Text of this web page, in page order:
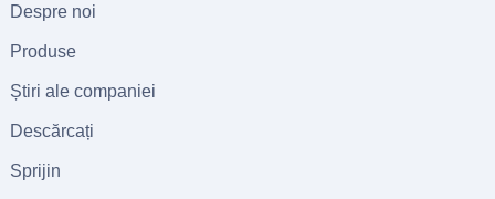
Despre noi
Produse
Știri ale companiei
Descărcați
Sprijin